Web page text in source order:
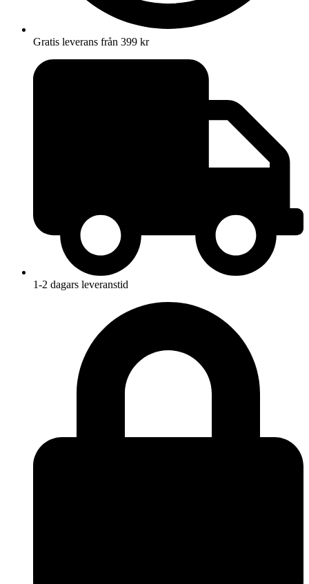
Gratis leverans från 399 kr
1-2 dagars leveranstid